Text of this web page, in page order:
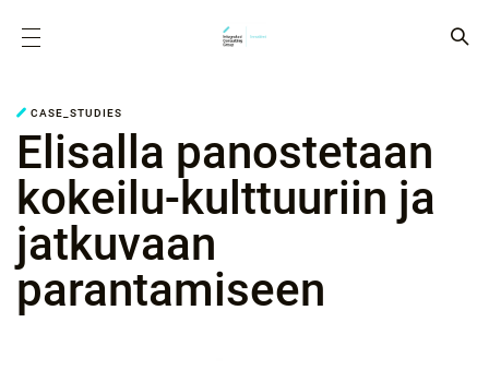
CASE_STUDIES
Elisalla panostetaan
kokeilu-kulttuuriin ja
jatkuvaan
parantamiseen